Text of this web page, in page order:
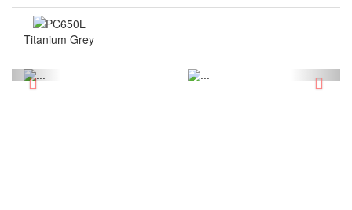
Titanium Grey
Previous Next